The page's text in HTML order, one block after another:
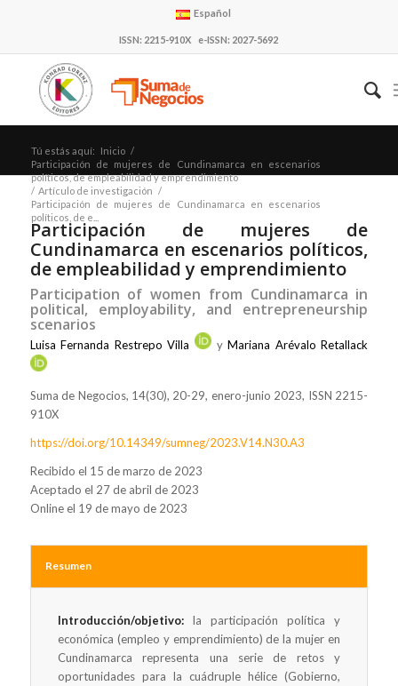
Español
ISSN: 2215-910X e-ISSN: 2027-5692
Tú estás aquí: Inicio /
Participación de mujeres de Cundinamarca en escenarios
políticos, de empleabilidad y emprendimiento
/ Artículo de investigación /
Participación de mujeres de Cundinamarca en escenarios
políticos, de e...
Participación de mujeres de
Cundinamarca en escenarios políticos,
de empleabilidad y emprendimiento
Participation of women from Cundinamarca in
political, employability, and entrepreneurship
scenarios
Luisa Fernanda Restrepo Villa yMariana Arévalo Retallack
Suma de Negocios, 14(30), 20-29, enero-junio 2023, ISSN 2215-
910X
https://doi.org/10.14349/sumneg/2023.V14.N30.A3
Recibido el 15 de marzo de 2023
Aceptado el 27 de abril de 2023
Online el 19 de mayo de 2023
Resumen
Introducción/objetivo:la participación política y
económica (empleo y emprendimiento) de la mujer en
Cundinamarca representa una serie de retos y
oportunidades para la cuádruple hélice (Gobierno,